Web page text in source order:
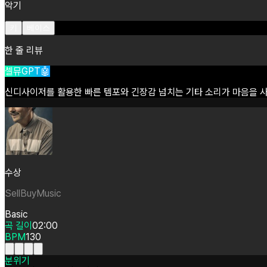
악기
한 줄 리뷰
셀뮤GPT🤖
신디사이저를 활용한 빠른 템포와 긴장감 넘치는 기타 소리가 마음을
수상
SellBuyMusic
Basic
곡 길이 02:00
BPM130
분위기